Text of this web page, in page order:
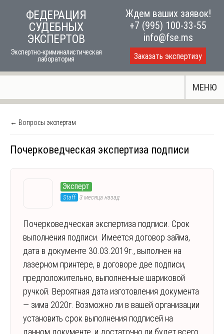
ФЕДЕРАЦИЯ
СУДЕБНЫХ
ЭКСПЕРТОВ
Экспертно-криминалистическая
лаборатория
Ждем ваших заявок!
+7 (995) 100-33-55
info@fse.ms
Заказать экспертизу
МЕНЮ
← Вопросы экспертам
Почерковедческая экспертиза подписи
Эксперт
Staff 3 месяца назад
Почерковедческая экспертиза подписи. Срок
выполнения подписи. Имеется договор займа,
дата в документе 30.03.2019г., выполнен на
лазерном принтере, в договоре две подписи,
предположительно, выполненные шариковой
ручкой. Вероятная дата изготовления документа
— зима 2020г. Возможно ли в вашей организации
установить срок выполнения подписей на
данном документе, и достаточно ли будет всего